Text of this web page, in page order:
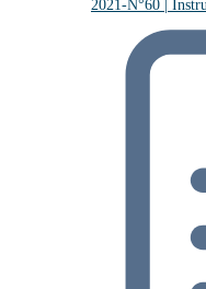
2021-N°60 |